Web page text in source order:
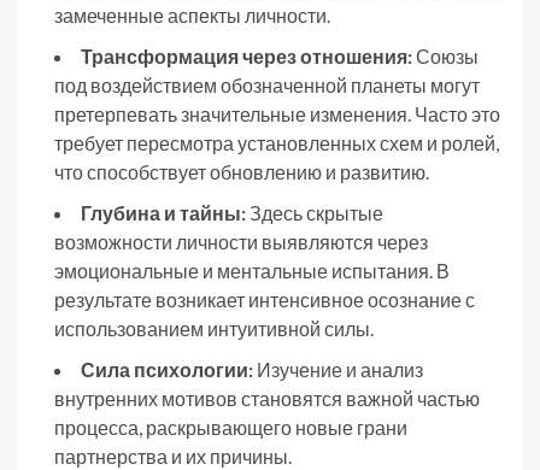
замеченные аспекты личности.
Трансформация через отношения:Союзы
под воздействием обозначенной планеты могут
претерпевать значительные изменения. Часто это
требует пересмотра установленных схем и ролей,
что способствует обновлению и развитию.
Глубина и тайны:Здесь скрытые
возможности личности выявляются через
эмоциональные и ментальные испытания. В
результате возникает интенсивное осознание с
использованием интуитивной силы.
Сила психологии: Изучение и анализ
внутренних мотивов становятся важной частью
процесса, раскрывающего новые грани
партнерства и их причины.